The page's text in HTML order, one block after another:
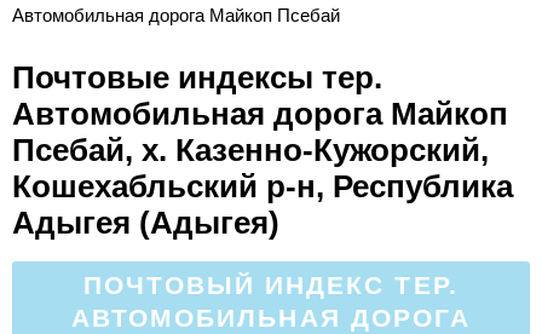
Автомобильная дорога Майкоп Псебай
Почтовые индексы тер.
Автомобильная дорога Майкоп
Псебай, х. Казенно-Кужорский,
Кошехабльский р-н, Республика
Адыгея (Адыгея)
ПОЧТОВЫЙ ИНДЕКС ТЕР.
АВТОМОБИЛЬНАЯ ДОРОГА